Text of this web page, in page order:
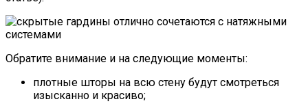
Обратите внимание и на следующие моменты:
плотные шторы на всю стену будут смотреться
изысканно и красиво;